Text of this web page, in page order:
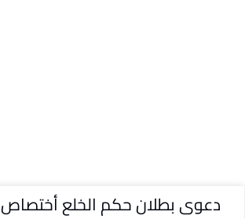
دعوى بطلان حكم الخلع أختصاص